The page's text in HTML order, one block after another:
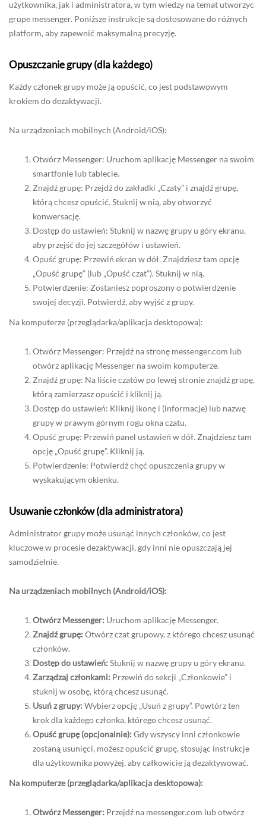
użytkownika, jak i administratora, w tym wiedzy na temat utworzyc
grupe messenger. Poniższe instrukcje są dostosowane do różnych
platform, aby zapewnić maksymalną precyzję.
Opuszczanie grupy (dla każdego)
Każdy członek grupy może ją opuścić, co jest podstawowym
krokiem do dezaktywacji.
Na urządzeniach mobilnych (Android/iOS):
Otwórz Messenger: Uruchom aplikację Messenger na swoim
smartfonie lub tablecie.
Znajdź grupę: Przejdź do zakładki „Czaty” i znajdź grupę,
którą chcesz opuścić. Stuknij w nią, aby otworzyć
konwersację.
Dostęp do ustawień: Stuknij w nazwę grupy u góry ekranu,
aby przejść do jej szczegółów i ustawień.
Opuść grupę: Przewiń ekran w dół. Znajdziesz tam opcję
„Opuść grupę” (lub „Opuść czat”). Stuknij w nią.
Potwierdzenie: Zostaniesz poproszony o potwierdzenie
swojej decyzji. Potwierdź, aby wyjść z grupy.
Na komputerze (przeglądarka/aplikacja desktopowa):
Otwórz Messenger: Przejdź na stronę messenger.com lub
otwórz aplikację Messenger na swoim komputerze.
Znajdź grupę: Na liście czatów po lewej stronie znajdź grupę,
którą zamierzasz opuścić i kliknij ją.
Dostęp do ustawień: Kliknij ikonę i (informacje) lub nazwę
grupy w prawym górnym rogu okna czatu.
Opuść grupę: Przewiń panel ustawień w dół. Znajdziesz tam
opcję „Opuść grupę”. Kliknij ją.
Potwierdzenie: Potwierdź chęć opuszczenia grupy w
wyskakującym okienku.
Usuwanie członków (dla administratora)
Administrator grupy może usunąć innych członków, co jest
kluczowe w procesie dezaktywacji, gdy inni nie opuszczają jej
samodzielnie.
Na urządzeniach mobilnych (Android/iOS):
Otwórz Messenger: Uruchom aplikację Messenger.
Znajdź grupę: Otwórz czat grupowy, z którego chcesz usunąć
członków.
Dostęp do ustawień: Stuknij w nazwę grupy u góry ekranu.
Zarządzaj członkami: Przewiń do sekcji „Członkowie” i
stuknij w osobę, którą chcesz usunąć.
Usuń z grupy: Wybierz opcję „Usuń z grupy”. Powtórz ten
krok dla każdego członka, którego chcesz usunąć.
Opuść grupę (opcjonalnie): Gdy wszyscy inni członkowie
zostaną usunięci, możesz opuścić grupę, stosując instrukcje
dla użytkownika powyżej, aby całkowicie ją dezaktywować.
Na komputerze (przeglądarka/aplikacja desktopowa):
Otwórz Messenger: Przejdź na messenger.com lub otwórz